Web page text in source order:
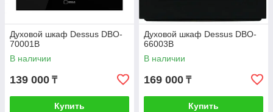
Духовой шкаф Dessus DBO-
70001B
В наличии
139 000 ₸
Купить
Духовой шкаф Dessus DBO-
66003B
В наличии
169 000 ₸
Купить